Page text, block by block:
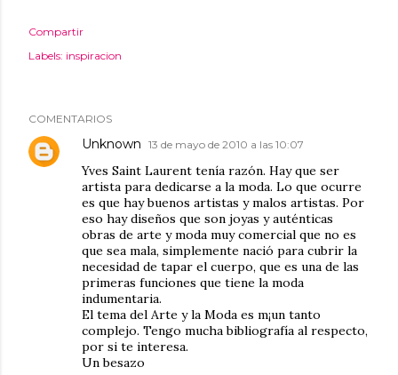
Compartir
Labels: inspiracion
COMENTARIOS
Unknown 13 de mayo de 2010 a las 10:07
Yves Saint Laurent tenía razón. Hay que ser
artista para dedicarse a la moda. Lo que ocurre
es que hay buenos artistas y malos artistas. Por
eso hay diseños que son joyas y auténticas
obras de arte y moda muy comercial que no es
que sea mala, simplemente nació para cubrir la
necesidad de tapar el cuerpo, que es una de las
primeras funciones que tiene la moda
indumentaria.
El tema del Arte y la Moda es m¡un tanto
complejo. Tengo mucha bibliografía al respecto,
por si te interesa.
Un besazo